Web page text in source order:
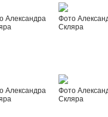
Александра
Фото
Скляра
Александра
Фото
Скляра